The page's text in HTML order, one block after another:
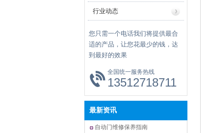
行业动态
您只需一个电话我们将提供最合
适的产品，让您花最少的钱，达
到最好的效果
全国统一服务热线
13512718711
最新资讯
自动门维修保养指南